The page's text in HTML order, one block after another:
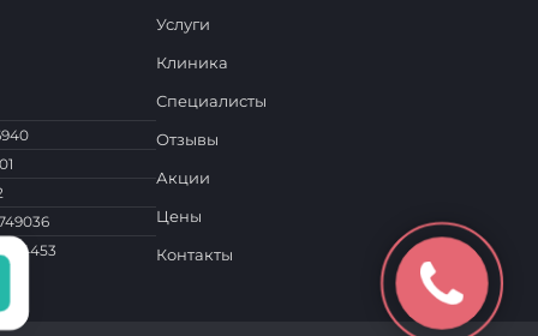
014453
Услуги
Клиника
Специалисты
Отзывы
Акции
Цены
Контакты